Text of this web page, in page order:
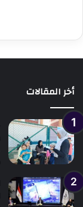
أخر المقالات